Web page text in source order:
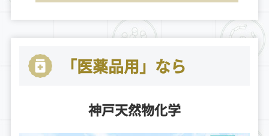
「医薬品用」なら
神戸天然物化学